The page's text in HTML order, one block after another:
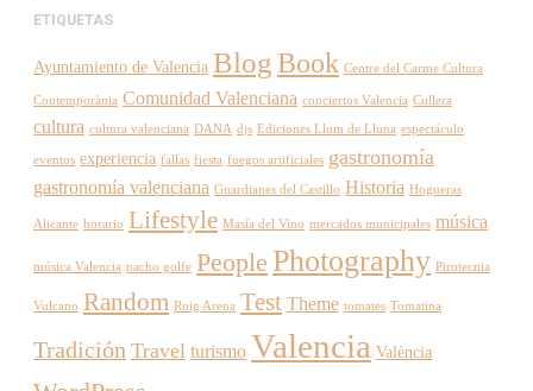
ETIQUETAS
Ayuntamiento de Valencia BlogBook Centre del Carme Cultura
Contemporània Comunidad Valenciana conciertos Valencia Cullera
cultura cultura valenciana DANA djs Ediciones Llum de Lluna espectáculo
eventos experiencia fallas fiesta fuegos artificiales gastronomía
gastronomía valenciana Guardianes del Castillo Historia Hogueras
Alicante horario Lifestyle Masía del Vino mercados municipales música
música Valencia nacho golfe People Photography Pirotecnia
Vulcano Random Roig Arena Test Theme tomates Tomatina
Tradición Travel turismo Valencia València